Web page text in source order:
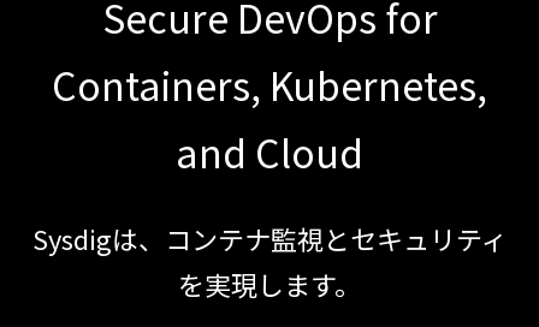
検知イベント取り扱いの課題と解消策
AWS/GCP
Falco を超える
によるセキュリティの新常識
【ブログ】
Secure DevOps for
Containers, Kubernetes,
and Cloud
Sysdigは、コンテナ監視とセキュリティ
を実現します。